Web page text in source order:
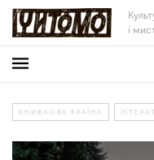
і
КНИЖКОВА КРАЇНА